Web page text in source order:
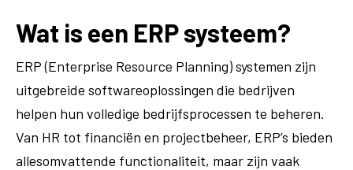
Wat is een ERP systeem?
ERP (Enterprise Resource Planning) systemen zijn
uitgebreide softwareoplossingen die bedrijven
helpen hun volledige bedrijfsprocessen te beheren.
Van HR tot financiën en projectbeheer, ERP’s bieden
allesomvattende functionaliteit, maar zijn vaak